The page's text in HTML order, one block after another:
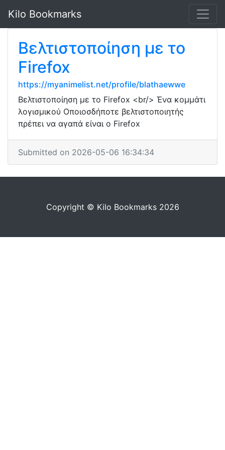
Kilo Bookmarks
Βελτιστοποίηση με το
Firefox
https://myanimelist.net/profile/blathaewwe
Βελτιστοποίηση με το Firefox <br/> Ένα κομμάτι
λογισμικού Οποιοσδήποτε βελτιστοποιητής
πρέπει να αγαπά είναι ο Firefox
Submitted on 2026-05-06 16:34:34
Copyright © Kilo Bookmarks 2026